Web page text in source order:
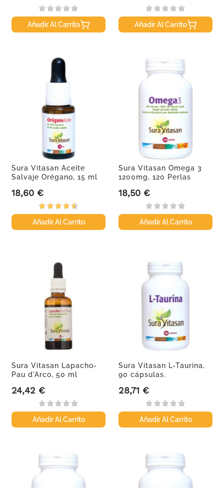
Añadir Al Carrito Añadir Al Carrito
Sura Vitasan Aceite
Salvaje Orégano, 15 ml
Precio
18,60 €
Añadir Al Carrito
Sura Vitasan Omega 3
1200mg, 120 Perlas
Precio
18,50 €
Añadir Al Carrito
Sura Vitasan Lapacho-
Pau d'Arco, 50 ml
Precio
24,42 €
Añadir Al Carrito
Sura Vitasan L-Taurina,
90 cápsulas.
Precio
28,71 €
Añadir Al Carrito